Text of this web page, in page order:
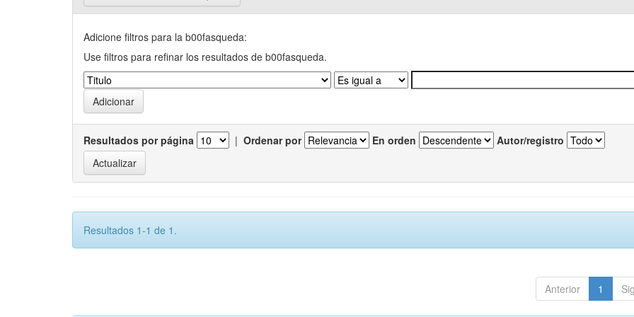
Adicione filtros para la b00fasqueda:
Use filtros para refinar los resultados de b00fasqueda.
Resultados por página | Ordenar por En orden Autor/registro
Resultados 1-1 de 1.
Anterior 1